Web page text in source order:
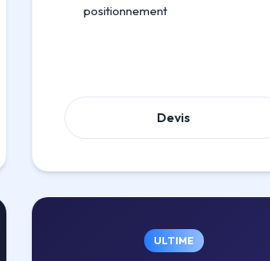
positionnement
Devis
ULTIME